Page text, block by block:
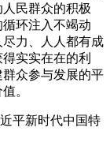
民群众的积极
环注入不竭动
力、人人都有成
实实在在的利
众参与发展的平
。
平新时代中国特